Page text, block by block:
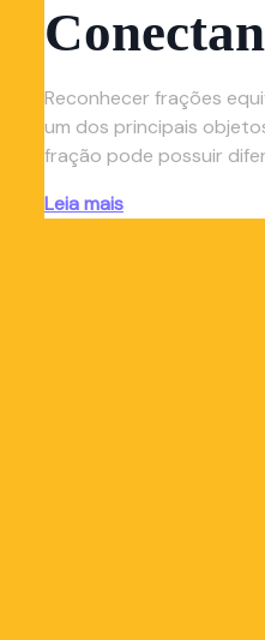
Reconhecer frações
um dos principais
fração pode possuir
Leia mais